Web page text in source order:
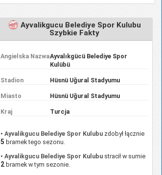
Ayvalikgucu Belediye Spor Kulubu
Szybkie Fakty
Angielska NazwaAyvalıkgücü Belediye Spor
Kulübü
Stadion Hüsnü Uğural Stadyumu
Miasto Hüsnü Uğural Stadyumu
Kraj Turcja
•Ayvalikgucu Belediye Spor Kulubu zdobył łącznie
5 bramek tego sezonu.
•Ayvalikgucu Belediye Spor Kulubu stracił w sumie
2 bramek w tym sezonie.